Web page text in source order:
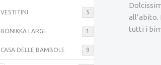
tutti i
VESTITINI 5
BONIKKA LARGE 1
CASA DELLE BAMBOLE 9